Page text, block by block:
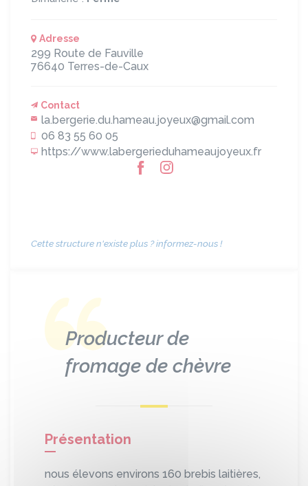
Adresse
299 Route de Fauville
76640 Terres-de-Caux
Contact
la.bergerie.du.hameau.joyeux@gmail.com
06 83 55 60 05
https://www.labergerieduhameaujoyeux.fr
Cette structure n'existe plus ? informez-nous !
Producteur de
fromage de chèvre
Présentation
nous élevons environs 160 brebis laitières,